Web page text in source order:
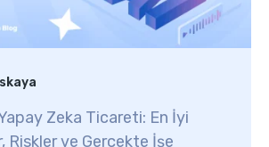
Zeka Ticareti: En İyi
Riskler ve Gerçekte İşe